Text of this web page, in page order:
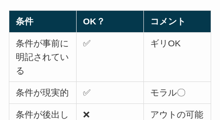
条件 OK？ コメント
条件が事前に
明記されてい
る
✅ ギリOK
条件が現実的 ✅ モラル〇
条件が後出し ❌
アウトの可能